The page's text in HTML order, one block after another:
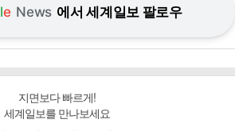
le News 에서 세계일보 팔로우
지면보다 빠르게!
세계일보를 만나보세요